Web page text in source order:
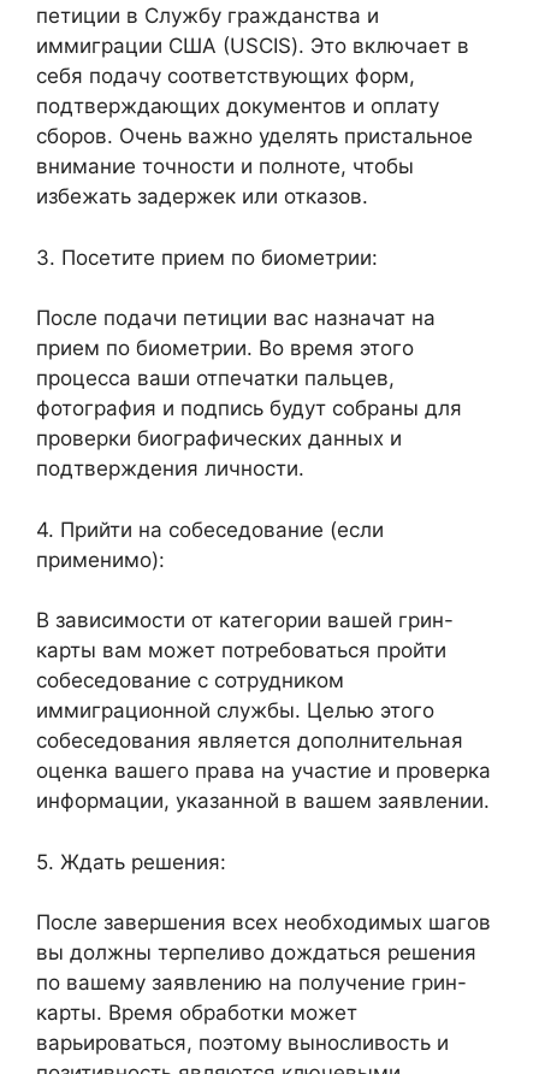
петиции в Службу гражданства и
иммиграции США (USCIS). Это включает в
себя подачу соответствующих форм,
подтверждающих документов и оплату
сборов. Очень важно уделять пристальное
внимание точности и полноте, чтобы
избежать задержек или отказов.
3. Посетите прием по биометрии:
После подачи петиции вас назначат на
прием по биометрии. Во время этого
процесса ваши отпечатки пальцев,
фотография и подпись будут собраны для
проверки биографических данных и
подтверждения личности.
4. Прийти на собеседование (если
применимо):
В зависимости от категории вашей грин-
карты вам может потребоваться пройти
собеседование с сотрудником
иммиграционной службы. Целью этого
собеседования является дополнительная
оценка вашего права на участие и проверка
информации, указанной в вашем заявлении.
5. Ждать решения:
После завершения всех необходимых шагов
вы должны терпеливо дождаться решения
по вашему заявлению на получение грин-
карты. Время обработки может
варьироваться, поэтому выносливость и